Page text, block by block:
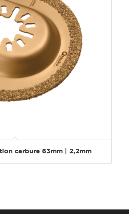
carbure 63mm | 2,2mm